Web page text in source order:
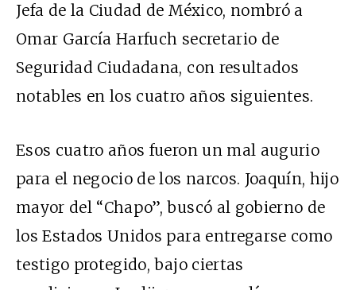
Jefa de la Ciudad de México, nombró a
Omar García Harfuch secretario de
Seguridad Ciudadana, con resultados
notables en los cuatro años siguientes.
Esos cuatro años fueron un mal augurio
para el negocio de los narcos. Joaquín, hijo
mayor del “Chapo”, buscó al gobierno de
los Estados Unidos para entregarse como
testigo protegido, bajo ciertas